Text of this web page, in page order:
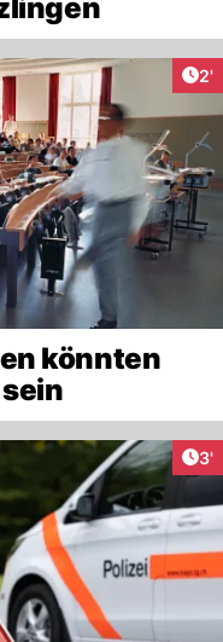
2'
könnten
3'